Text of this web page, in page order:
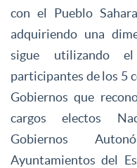
con el Pueblo
adquiriendo una
sigue utilizando
participantes de los 5
Gobiernos que
cargos electos
Gobiernos
Ayuntamientos del